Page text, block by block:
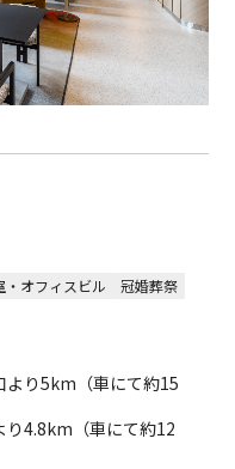
・オフィスビル
冠婚葬祭
より5km（車にて約15
り4.8km（車にて約12